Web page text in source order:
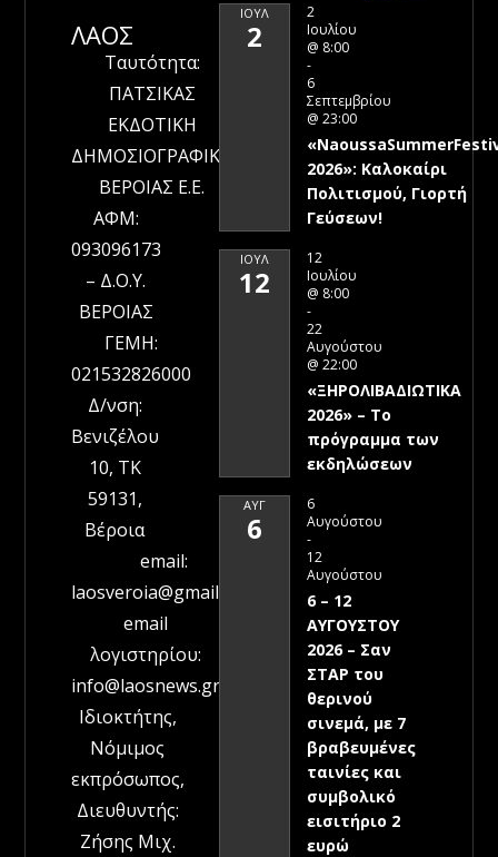
ΛΑΟΣ
Ταυτότητα:
ΠΑΤΣΙΚΑΣ
ΕΚΔΟΤΙΚΗ
ΔΗΜΟΣΙΟΓΡΑΦΙΚΗ
ΒΕΡΟΙΑΣ Ε.Ε.
ΑΦΜ:
093096173
– Δ.Ο.Υ.
ΒΕΡΟΙΑΣ
ΓΕΜΗ:
021532826000
Δ/νση:
Βενιζέλου
10, ΤΚ
59131,
Βέροια
email:
laosveroia@gmail.com
email
λογιστηρίου:
info@laosnews.gr
Ιδιοκτήτης,
Νόμιμος
εκπρόσωπος,
Διευθυντής:
Ζήσης Μιχ.
ΙΟΎΛ
2
2
Ιουλίου
@ 8:00
-
6
Σεπτεμβρίου
@ 23:00
2026»: Καλοκαίρι
Πολιτισμού, Γιορτή
Γεύσεων!
ΙΟΎΛ
12
12
Ιουλίου
@ 8:00
-
22
Αυγούστου
@ 22:00
«ΞΗΡΟΛΙΒΑΔΙΩΤΙΚΑ
2026» – To
πρόγραμμα των
εκδηλώσεων
ΑΥΓ
6
6
Αυγούστου
-
12
Αυγούστου
6 – 12
ΑΥΓΟΥΣΤΟΥ
2026 – Σαν
ΣΤΑΡ του
θερινού
σινεμά, με 7
βραβευμένες
ταινίες και
συμβολικό
εισιτήριο 2
ευρώ